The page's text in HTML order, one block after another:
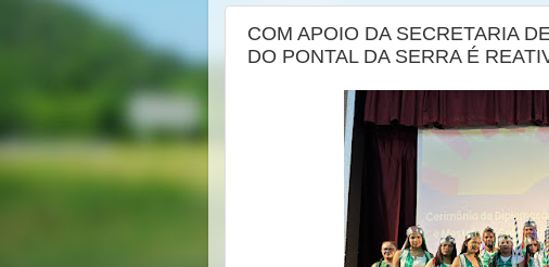
COM APOIO DA SECRETARIA
DO PONTAL DA SERRA É